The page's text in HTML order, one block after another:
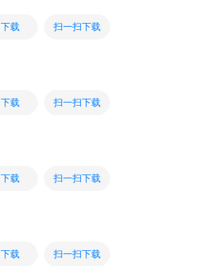
下载 扫一扫下载
下载 扫一扫下载
下载 扫一扫下载
下载 扫一扫下载